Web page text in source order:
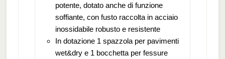
potente, dotato anche di funzione
soffiante, con fusto raccolta in acciaio
inossidabile robusto e resistente
In dotazione 1 spazzola per pavimenti
wet&dry e 1 bocchetta per fessure